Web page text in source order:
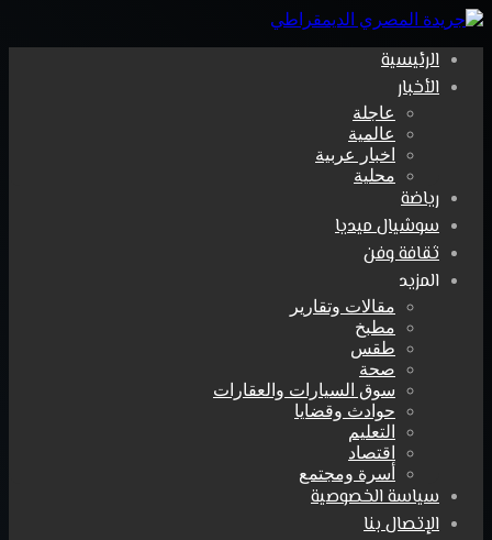
الرئيسية
الأخبار
عاجلة
عالمية
اخبار عربية
محلية
رياضة
سوشيال ميديا
ثقافة وفن
المزيد
مقالات وتقارير
مطبخ
طقس
صحة
سوق السيارات والعقارات
حوادث وقضايا
التعليم
اقتصاد
أسرة ومجتمع
سياسة الخصوصية
الإتصال بنا